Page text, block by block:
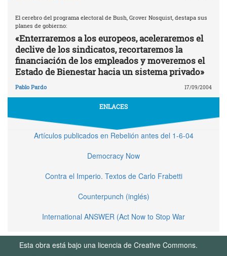
El cerebro del programa electoral de Bush, Grover Nosquist, destapa sus
planes de gobierno:
«Enterraremos a los europeos, aceleraremos el
declive de los sindicatos, recortaremos la
financiación de los empleados y moveremos el
Estado de Bienestar hacia un sistema privado»
Pablo Pardo 17/09/2004
ENLACES
Artículos publicados en Rebelión antes del 1-6-04
Democracy Now
Contra el Imperio. Textos de Carlo Frabetti
Counterpunch (inglés)
International ANSWER (Act Now to Stop War
Esta obra está bajo una licencia de Creative Commons.